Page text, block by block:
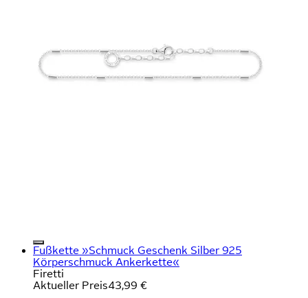
Fußkette »Schmuck Geschenk Silber 925
Körperschmuck Ankerkette«
Firetti
Aktueller Preis43,99 €